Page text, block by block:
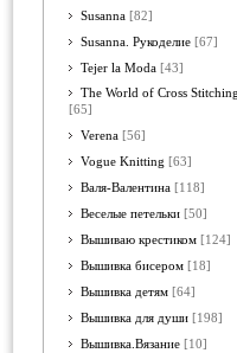
Susanna [82]
Susanna. Рукоделие [67]
Tejer la Moda [43]
The World of Cross Stitching
[65]
Verena [56]
Vogue Knitting [63]
Валя-Валентина [118]
Веселые петельки [50]
Вышиваю крестиком [124]
Вышивка бисером [18]
Вышивка детям [64]
Вышивка для души [198]
Вышивка.Вязание [10]